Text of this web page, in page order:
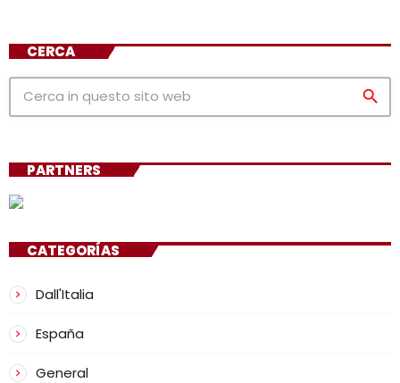
CERCA
search
PARTNERS
CATEGORÍAS
Dall'Italia
España
General